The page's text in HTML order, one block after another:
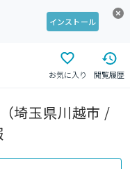
インストール
お気に入り 閲覧履歴
埼玉県川越市 /